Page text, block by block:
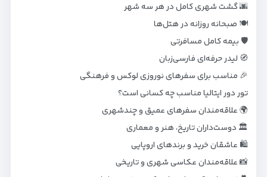
🌆 گشت شهری کامل در هر سه شهر
🍽️ صبحانه روزانه در هتل‌ها
🛡️ بیمه کامل مسافرتی
🧭 لیدر حرفه‌ای فارسی‌زبان
🎉 مناسب برای سفرهای نوروزی لوکس و فرهنگی
تور دور ایتالیا مناسب چه کسانی است؟
🌍 علاقه‌مندان سفرهای عمیق و چندشهری
🏛️ دوست‌داران تاریخ، هنر و معماری
🛍️ عاشقان خرید و برندهای اروپایی
📸 علاقه‌مندان عکاسی شهری و تاریخی